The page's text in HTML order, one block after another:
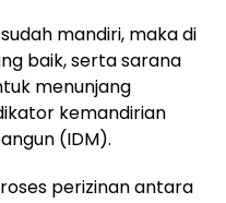
mandiri, maka di
baik, serta sarana
menunjang
kemandirian
(IDM).
perizinan antara